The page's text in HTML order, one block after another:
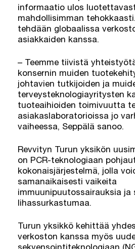
informaatio ulos
mahdollisimman
tehdään globaalissa
asiakkaiden kanssa.
– Teemme tiivistä
konsernin muiden
johtavien tutkijoiden ja
terveysteknologiayritysten
tuoteaihioiden toimivuutta
asiakaslaboratorioissa jo
vaiheessa, Seppälä sanoo.
Revvityn Turun yksikön
on PCR-teknologiaan
kokonaisjärjestelmä, jolla
samanaikaisesti vaikeita
immuunipuutossairauksia ja
lihassurkastumaa.
Turun yksikkö kehittää
verkoston kanssa myös